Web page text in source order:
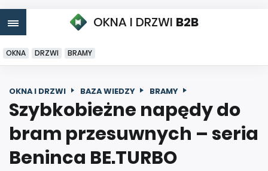
OKNA I DRZWI B2B
OKNA DRZWI BRAMY
OKNA I DRZWI BAZA WIEDZY BRAMY
Szybkobieżne napędy do
bram przesuwnych – seria
Beninca BE.TURBO